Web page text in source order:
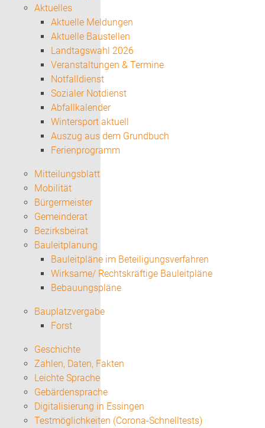
Aktuelles
Aktuelle Meldungen
Aktuelle Baustellen
Landtagswahl 2026
Veranstaltungen & Termine
Notfalldienst
Sozialer Notdienst
Abfallkalender
Wintersport aktuell
Auszug aus dem Grundbuch
Ferienprogramm
Mitteilungsblatt
Mobilität
Bürgermeister
Gemeinderat
Bezirksbeirat
Bauleitplanung
Bauleitpläne im Beteiligungsverfahren
Wirksame/ Rechtskräftige Bauleitpläne
Bebauungspläne
Bauplatzvergabe
Forst
Geschichte
Zahlen, Daten, Fakten
Leichte Sprache
Gebärdensprache
Digitalisierung in Essingen
Testmöglichkeiten (Corona-Schnelltests)